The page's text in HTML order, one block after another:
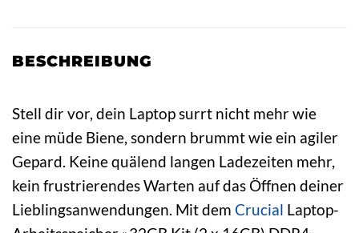
BESCHREIBUNG
Stell dir vor, dein Laptop surrt nicht mehr wie
eine müde Biene, sondern brummt wie ein agiler
Gepard. Keine quälend langen Ladezeiten mehr,
kein frustrierendes Warten auf das Öffnen deiner
Lieblingsanwendungen. Mit dem Crucial Laptop-